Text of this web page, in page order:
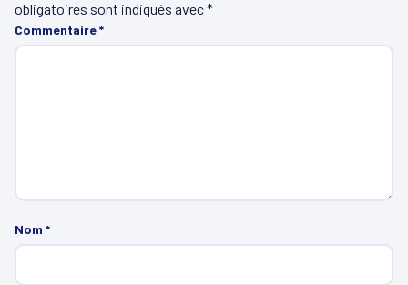
obligatoires sont indiqués avec*
Commentaire*
Nom *